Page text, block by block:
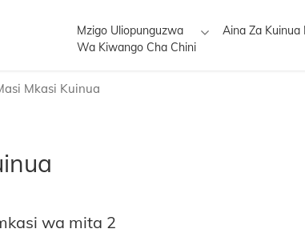
Mzigo Uliopunguzwa
Wa Kiwango Cha Chini
Aina Za Kuinua
Mkasi Kuinua
wa mita 2